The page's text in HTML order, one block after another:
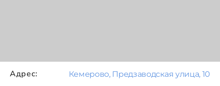
Адрес: Кемерово, Предзаводская улица, 10